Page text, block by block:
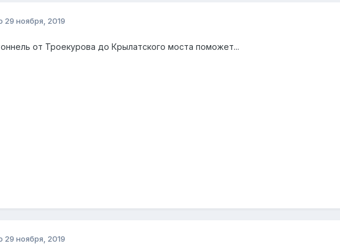
29 ноября, 2019
от Троекурова до Крылатского моста поможет...
29 ноября, 2019